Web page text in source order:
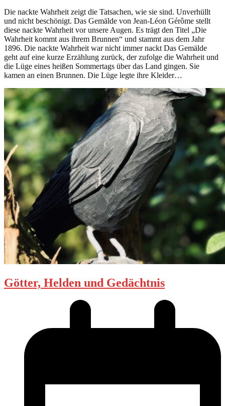
Die nackte Wahrheit zeigt die Tatsachen, wie sie sind. Unverhüllt
und nicht beschönigt. Das Gemälde von Jean-Léon Gérôme stellt
diese nackte Wahrheit vor unsere Augen. Es trägt den Titel „Die
Wahrheit kommt aus ihrem Brunnen“ und stammt aus dem Jahr
1896. Die nackte Wahrheit war nicht immer nackt Das Gemälde
geht auf eine kurze Erzählung zurück, der zufolge die Wahrheit und
die Lüge eines heißen Sommertags über das Land gingen. Sie
kamen an einen Brunnen. Die Lüge legte ihre Kleider…
Götter, Helden und Gedächtnis